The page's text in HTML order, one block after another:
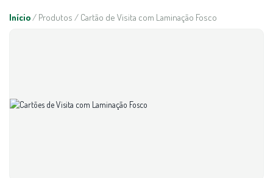
Início/ Produtos / Cartão de Visita com Laminação Fosco